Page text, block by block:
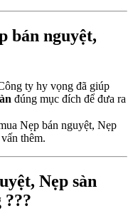
bán nguyệt,
ty hy vọng đã giúp
đúng mục đích để đưa ra
Nẹp bán nguyệt, Nẹp
thêm.
Nẹp sàn
???